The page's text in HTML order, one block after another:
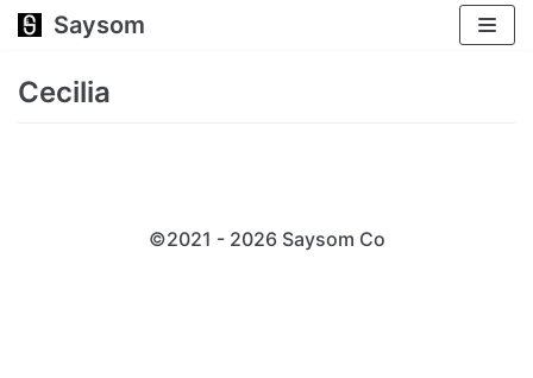
跳
正
Saysom
Cecilia
©2021 - 2026 Saysom Co